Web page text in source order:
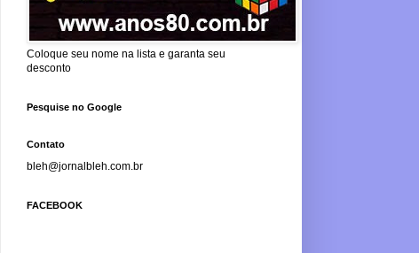
Coloque seu nome na lista e garanta seu
desconto
Pesquise no Google
Contato
bleh@jornalbleh.com.br
FACEBOOK